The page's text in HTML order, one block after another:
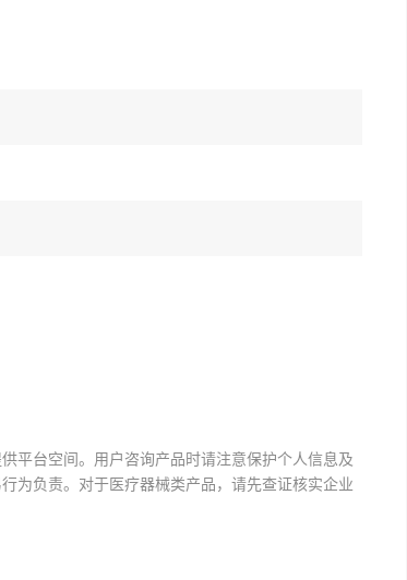
平台空间。用户咨询产品时请注意保护个人信息及
为负责。对于医疗器械类产品，请先查证核实企业